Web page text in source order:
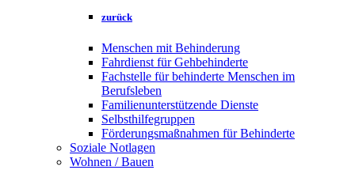
zurück
Menschen mit Behinderung
Fahrdienst für Gehbehinderte
Fachstelle für behinderte Menschen im
Berufsleben
Familienunterstützende Dienste
Selbsthilfegruppen
Förderungsmaßnahmen für Behinderte
Soziale Notlagen
Wohnen / Bauen